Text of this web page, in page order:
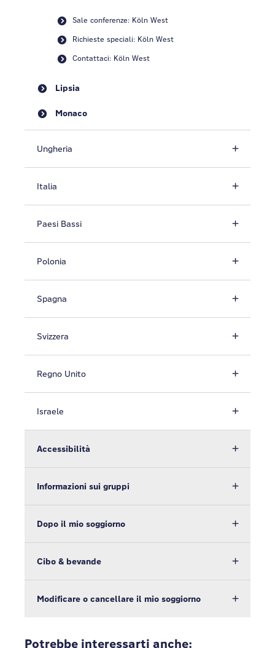
Sale conferenze: Köln West
Richieste speciali: Köln West
Contattaci: Köln West
Lipsia
Monaco
Ungheria
Italia
Paesi Bassi
Polonia
Spagna
Svizzera
Regno Unito
Israele
Accessibilità
Informazioni sui gruppi
Dopo il mio soggiorno
Cibo & bevande
Modificare o cancellare il mio soggiorno
Potrebbe interessarti anche: